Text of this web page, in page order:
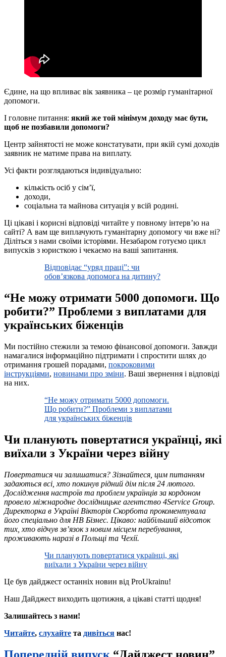
Єдине, на що впливає вік заявника – це розмір гуманітарної
допомоги.
І головне питання: який же той мінімум доходу має бути,
щоб не позбавили допомоги?
Центр зайнятості не може констатувати, при якій сумі доходів
заявник не матиме права на виплату.
Усі факти розглядаються індивідуально:
кількість осіб у сім’ї,
доходи,
соціальна та майнова ситуація у всій родині.
Ці цікаві і корисні відповіді читайте у повному інтерв’ю на
сайті? А вам ще виплачують гуманітарну допомогу чи вже ні?
Діліться з нами своїми історіями. Незабаром готуємо цикл
випусків з юристкою і чекаємо на ваші запитання.
Відповідає “уряд праці”: чи
обовʼязкова допомога на дитину?
“Не можу отримати 5000 допомоги. Що
робити?” Проблеми з виплатами для
українських біженців
Ми постійно стежили за темою фінансової допомоги. Завжди
намагалися інформаційно підтримати і спростити шлях до
отримання грошей порадами, покроковими
інструкціями, новинами про зміни. Ваші звернення і відповіді
на них.
“Не можу отримати 5000 допомоги.
Що робити?” Проблеми з виплатами
для українських біженців
Чи планують повертатися українці, які
виїхали з України через війну
Повертатися чи залишатися? Зізнайтеся, цим питанням
задаються всі, хто покинув рідний дім після 24 лютого.
Дослідження настроїв та проблем українців за кордоном
провело міжнародне дослідницьке агентство 4Service Group.
Директорка в Україні Вікторія Скорбота прокоментувала
його спеціально для НВ Бізнес. Цікаво: найбільший відсоток
тих, хто відчув зв’язок з новим місцем перебування,
проживають наразі в Польщі та Чехії.
Чи планують повертатися українці, які
виїхали з України через війну
Це був дайджест останніх новин від ProUkrainu!
Наш Дайджест виходить щотижня, а цікаві статті щодня!
Залишайтесь з нами!
Читайте, слухайте та дивіться нас!